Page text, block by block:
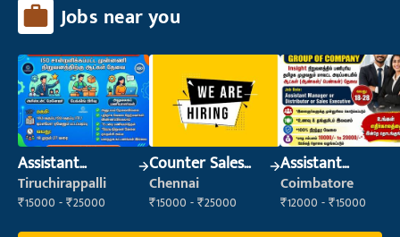
Jobs near you
Assistant
Manager
Tiruchirappalli
₹15000 - ₹25000
Counter Sales
Executive (Retail
Sales)
Chennai
₹15000 - ₹25000
Assistant
Manager
Coimbatore
₹12000 - ₹15000